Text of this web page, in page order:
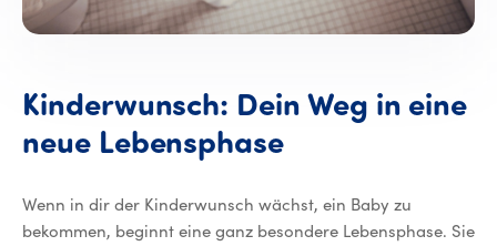
Kinderwunsch: Dein Weg in eine
neue Lebensphase
Wenn in dir der Kinderwunsch wächst, ein Baby zu
bekommen, beginnt eine ganz besondere Lebensphase. Sie